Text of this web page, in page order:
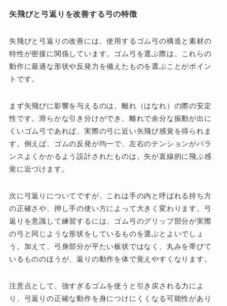
矢飛びと弓返りを改善する弓の特徴
矢飛びと弓返りの改善には、使用するゴム弓の構造と素材の
特性が密接に関係しています。ゴム弓を選ぶ際は、これらの
動作に最適な形状や反発力を備えたものを選ぶことがポイン
トです。
まず矢飛びに影響を与えるのは、離れ（はなれ）の際の安定
性です。滑らかな引き分けができ、離れで余分な振動が出に
くいゴム弓であれば、実際の弓に近い矢飛び感覚を得られま
す。例えば、ゴムの反発が均一で、左右のテンションがバラ
ンスよくかかるよう設計されたものは、矢が直線的に飛ぶ感
覚に近づけます。
次に弓返りについてですが、これは手の内と呼ばれる持ち方
の正確さや、押し手の使い方によって大きく変わります。弓
返りを意識して練習するには、ゴム弓のグリップ部分が実際
の弓と同じような形状をしているものを選ぶとよいでしょ
う。加えて、弓身部分が平たい板状ではなく、丸みを帯びて
いるもののほうが、返りの動作を体で覚えやすくなります。
注意点として、強すぎるゴムを使うと引き戻される力によ
り、弓返りの正確な動作を身につけにくくなる可能性があり